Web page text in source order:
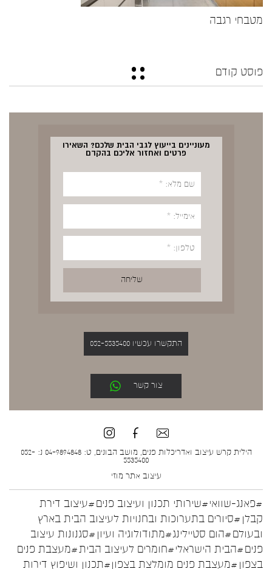
מטבחי רגבה
פוסט קודם
מעוניינים בייעוץ לגבי הבית שלכם? השאירו
פרטים ואחזור אליכם בהקדם
התקשרו עכשיו 052-5535400
צור קשר
הילית קרש עיצוב ואדריכלות פנים, מושב הבונים, ט: 04-9894848 נ: 052-
5535400
עיצוב אתר מוזי
#פאנג-שוואי#שירותי תכנון ועיצוב פנים#עיצוב דירת
קבלן #סיורים בתערוכות ובחנויות לעיצוב הבית בארץ
ובעולם#הום סטיילינג#מתודולוגיה ועיון #סגנונות עיצוב
פנים#הבית הישראלי#חומרים לעיצוב הבית#מעצבת פנים
בצפון #מעצבת פנים מומלצת בצפון#תכנון ושיפוץ דירות